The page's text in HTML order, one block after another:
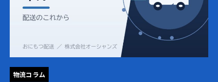
物流コラム